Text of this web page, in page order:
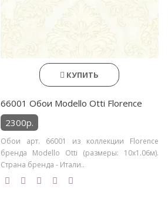
КУПИТЬ
66001 Обои Modello Otti Florence
2300р.
Обои арт. 66001 из коллекции Florence
бренда Modello Otti (размеры: 10х1.06м).
Страна бренда - Итали..